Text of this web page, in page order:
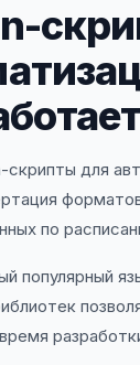
для
по
популярный